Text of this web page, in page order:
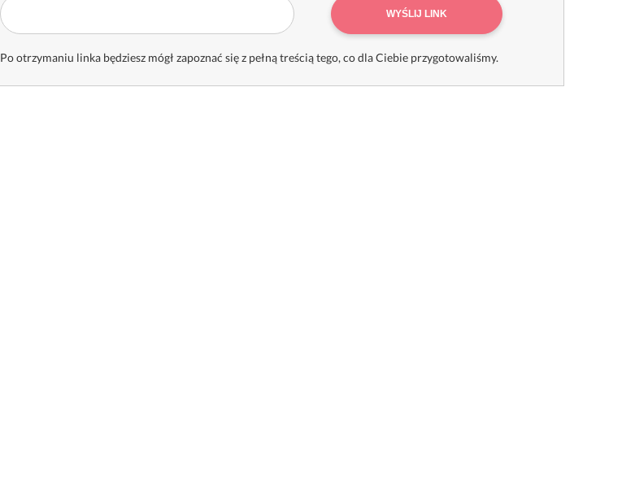
WYŚLIJ LINK
Po otrzymaniu linka będziesz mógł zapoznać się z pełną treścią tego, co dla Ciebie przygotowaliśmy.